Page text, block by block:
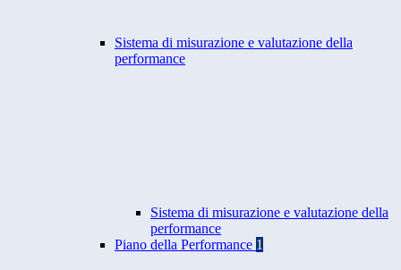
Sistema di misurazione e valutazione della
performance
Sistema di misurazione e valutazione della
performance
Piano della Performance 1